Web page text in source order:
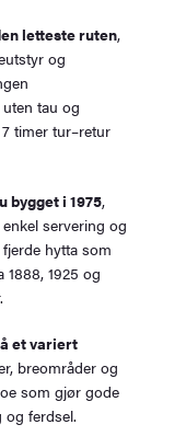
letteste ruten,
og
tau og
timer tur–retur
bygget i 1975,
servering og
hytta som
1925 og
et variert
breområder og
som gjør gode
ferdsel.